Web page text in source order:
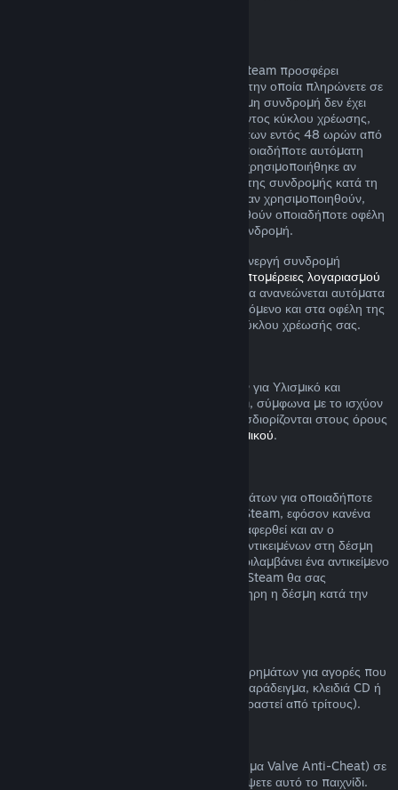
Για κάποιο περιεχόμενο και υπηρεσίες, το Steam προσφέρει
περιοδική (π.χ. μηνιαία, ετήσια) πρόσβαση την οποία πληρώνετε σε
επαναλαμβανόμενη βάση. Αν μια ανανεώσιμη συνδρομή δεν έχει
χρησιμοποιηθεί κατά τη διάρκεια του τρέχοντος κύκλου χρέωσης,
μπορείτε να αιτηθείτε μια επιστροφή χρημάτων εντός 48 ωρών από
την αρχική αγορά ή εντός 48 ωρών από οποιαδήποτε αυτόματη
ανανέωση. Το περιεχομένο θεωρείται πως χρησιμοποιήθηκε αν
έχουν παιχτεί οποιαδήποτε παιχνίδια εντός της συνδρομής κατά τη
διάρκεια του τρέχοντος κύκλου χρέωσης ή αν χρησιμοποιηθούν,
καταναλωθούν, τροποποιηθούν ή μεταφερθούν οποιαδήποτε οφέλη
ή εκπτώσεις που περιλαμβάνονται με τη συνδρομή.
Σημειώστε ότι μπορείτε να ακυρώσετε μια ενεργή συνδρομή
λεπτομέρειες λογαριασμού
. Αφού ακυρωθεί, η συνδρομή σας δε θα ανανεώνεται αυτόματα
αλλά θα διατηρήσετε πρόσβαση στο περιεχόμενο και στα οφέλη της
συνδρομής μέχρι το τέλος του τρέχοντος κύκλου χρέωσής σας.
Μπορείτε να αιτηθείτε επιστροφή χρημάτων για Υλισμικό και
εξαρτήματα που αγοράστηκαν μέσω Steam, σύμφωνα με το ισχύον
χρονικό πλαίσιο και τη διαδικασία που προσδιορίζονται στους όρους
Πολιτικής Επιστροφής Χρημάτων Υλισμικού.
Μπορείτε να λάβετε πλήρη επιστροφή χρημάτων για οποιαδήποτε
δέσμη που αγοράσατε από το Κατάστημα Steam, εφόσον κανένα
από τα αντικείμενα της δέσμης δεν έχει μεταφερθεί και αν ο
συνδυασμένος χρόνος χρήσης όλων των αντικειμένων στη δέσμη
είναι κάτω από δύο ώρες. Αν μια δέσμη περιλαμβάνει ένα αντικείμενο
παιχνιδιού ή DLC που δεν επιστρέφεται, το Steam θα σας
ενημερώσει αν μπορεί αν επιστραφεί ολόκληρη η δέσμη κατά την
Η Valve δεν μπορεί να παρέχει επιστροφή χρημάτων για αγορές που
πραγματοποιούνται εκτός του Steam (για παράδειγμα, κλειδιά CD ή
κάρτες πορτοφολιού Steam που έχουν αγοραστεί από τρίτους).
Αν έχετε αποκλειστεί από το VAC (το σύστημα Valve Anti-Cheat) σε
ένα παιχνίδι, χάνετε το δικαίωμα να επιστρέψετε αυτό το παιχνίδι.